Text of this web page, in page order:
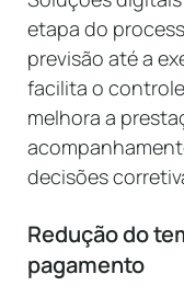
etapa do
previsão até a
facilita o
melhora a
decisões
Redução do
pagamento